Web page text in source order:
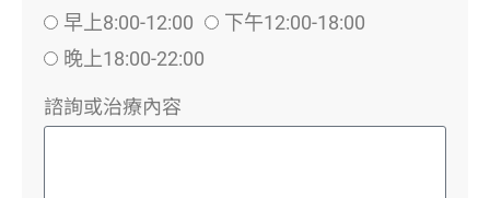
早上8:00-12:00
下午12:00-18:00
晚上18:00-22:00
諮詢或治療內容